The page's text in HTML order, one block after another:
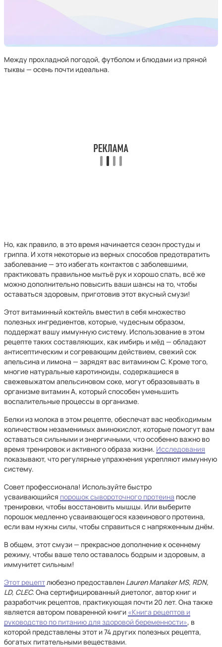
Между прохладной погодой, футболом и блюдами из пряной
тыквы — осень почти идеальна.
Но, как правило, в это время начинается сезон простуды и
гриппа. И хотя некоторые из верных способов предотвратить
заболевание — это избегать контактов с заболевшими,
практиковать правильное мытьё рук и хорошо спать, всё же
можно дополнительно повысить ваши шансы на то, чтобы
оставаться здоровым, приготовив этот вкусный смузи!
Этот витаминный коктейль вместил в себя множество
полезных ингредиентов, которые, чудесным образом,
поддержат вашу иммунную систему. Использование в этом
рецепте таких составляющих, как имбирь и мёд — обладают
антисептическим и согревающим действием, свежий сок
апельсина и лимона — зарядят вас витамином С. Кроме того,
многие натуральные каротиноиды, содержащиеся в
свежевыжатом апельсиновом соке, могут образовывать в
организме витамин А, который способен уменьшить
воспалительные процессы в организме.
Белки из молока в этом рецепте, обеспечат вас необходимым
количеством незаменимых аминокислот, которые помогут вам
оставаться сильными и энергичными, что особенно важно во
время тренировок и активного образа жизни. Исследования
показывают, что регулярные упражнения укрепляют иммунную
систему.
Совет профессионала! Используйте быстро
усваивающийся порошок сывороточного протеина после
тренировки, чтобы восстановить мышцы. Или выберите
порошок медленно усваивающегося казеинового протеина,
если вам нужны силы, чтобы справиться с напряженным днём.
В общем, этот смузи — прекрасное дополнение к осеннему
режиму, чтобы ваше тело оставалось бодрым и здоровым, а
иммунитет сильным!
Этот рецептлюбезно предоставлен Lauren Manaker MS, RDN,
LD, CLEC. Она сертифицированныйдиетолог, автор книг и
разработчик рецептов, практикующая почти 20 лет. Она также
является автором поваренной книги «Книга рецептов и
руководство по питанию для здоровой беременности», в
которой представлены этот и 74 других полезных рецепта,
богатых питательными веществами.